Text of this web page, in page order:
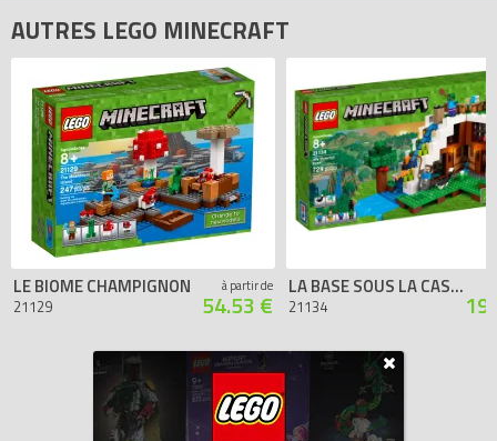
AUTRES LEGO MINECRAFT
LE BIOME CHAMPIGNON
21129
à partir de
54.53 €
LA BASE SOUS LA CASCADE
21134